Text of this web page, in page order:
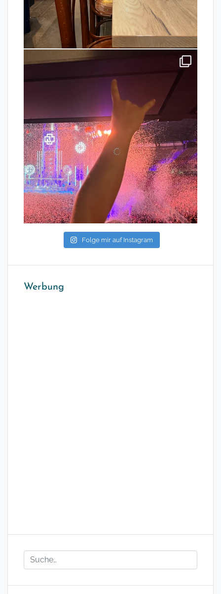
Folge mir auf Instagram
Werbung